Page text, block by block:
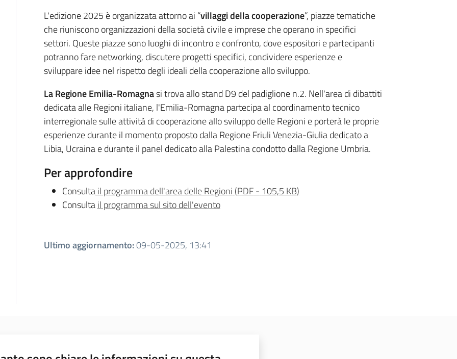
L'edizione 2025 è organizzata attorno ai “villaggi della cooperazione”, piazze tematiche
che riuniscono organizzazioni della società civile e imprese che operano in specifici
settori. Queste piazze sono luoghi di incontro e confronto, dove espositori e partecipanti
potranno fare networking, discutere progetti specifici, condividere esperienze e
sviluppare idee nel rispetto degli ideali della cooperazione allo sviluppo.
La Regione Emilia-Romagnasi trova allo stand D9 del padiglione n.2. Nell'area di dibattiti
dedicata alle Regioni italiane, l'Emilia-Romagna partecipa al coordinamento tecnico
interregionale sulle attività di cooperazione allo sviluppo delle Regioni e porterà le proprie
esperienze durante il momento proposto dalla Regione Friuli Venezia-Giulia dedicato a
Libia, Ucraina e durante il panel dedicato alla Palestina condotto dalla Regione Umbria.
Per approfondire
Consultail programma dell'area delle Regioni (PDF- 105,5 KB)
Consultail programma sul sito dell'evento
Ultimo aggiornamento:09-05-2025, 13:41